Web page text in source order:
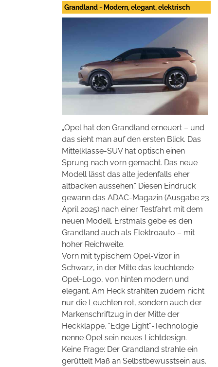
Grandland - Modern, elegant, elektrisch
„Opel hat den Grandland erneuert – und
das sieht man auf den ersten Blick. Das
Mittelklasse-SUV hat optisch einen
Sprung nach vorn gemacht. Das neue
Modell lässt das alte jedenfalls eher
altbacken aussehen.“ Diesen Eindruck
gewann das ADAC-Magazin (Ausgabe 23.
April 2025) nach einer Testfahrt mit dem
neuen Modell. Erstmals gebe es den
Grandland auch als Elektroauto – mit
hoher Reichweite.
Vorn mit typischem Opel-Vizor in
Schwarz, in der Mitte das leuchtende
Opel-Logo, von hinten modern und
elegant. Am Heck strahlten zudem nicht
nur die Leuchten rot, sondern auch der
Markenschriftzug in der Mitte der
Heckklappe. "Edge Light"-Technologie
nenne Opel sein neues Lichtdesign.
Keine Frage: Der Grandland strahle ein
gerüttelt Maß an Selbstbewusstsein aus.